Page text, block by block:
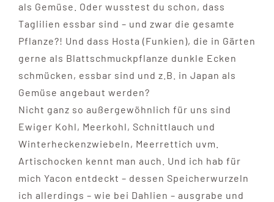
als Gemüse. Oder wusstest du schon, dass
Taglilien essbar sind – und zwar die gesamte
Pflanze?! Und dass Hosta (Funkien), die in Gärten
gerne als Blattschmuckpflanze dunkle Ecken
schmücken, essbar sind und z.B. in Japan als
Gemüse angebaut werden?
Nicht ganz so außergewöhnlich für uns sind
Ewiger Kohl, Meerkohl, Schnittlauch und
Winterheckenzwiebeln, Meerrettich uvm.
Artischocken kennt man auch. Und ich hab für
mich Yacon entdeckt – dessen Speicherwurzeln
ich allerdings – wie bei Dahlien – ausgrabe und